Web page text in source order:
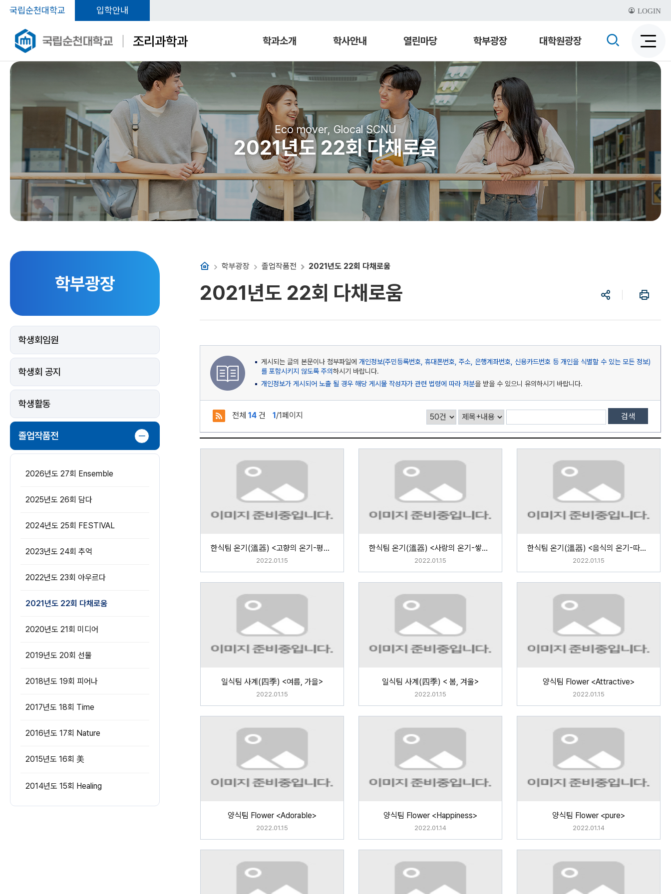
국립순천대학교 입학안내 LOGIN
조리과학과 학과소개 학사안내 열린마당 학부광장 대학원광장
색
성
화
색
Eco mover, Glocal SCNU
2021년도 22회 다채로움
홈 학부광장 졸업작품전 2021년도 22회 다채로움
학부광장
학생회임원
학생회 공지
학생활동
졸업작품전
2026년도 27회 Ensemble
2025년도 26회 담다
2024년도 25회 FESTIVAL
2023년도 24회 추억
2022년도 23회 아우르다
2021년도 22회 다채로움
2020년도 21회 미디어
2019년도 20회 선물
2018년도 19회 피어나
2017년도 18회 Time
2016년도 17회 Nature
2015년도 16회 美
2014년도 15회 Healing
공
프
린
2021년도 22회 다채로움
게시되는 글의 본문이나 첨부파일에 개인정보(주민등록번호, 휴대폰번호, 주소, 은행계좌번호, 신용카드번호 등 개인을 식별할 수 있는 모든 정보)
를 포함시키지 않도록 주의하시기 바랍니다.
개인정보가 게시되어 노출 될 경우 해당 게시물 작성자가 관련 법령에 따라 처분을 받을 수 있으니 유의하시기 바랍니다.
전체 14 건 1/1페이지 검색
한식팀 온기(溫器) <고향의 온기-평온할 穩>
2022.01.15
한식팀 온기(溫器) <사랑의 온기-쌓을 蘊>
2022.01.15
한식팀 온기(溫器) <음식의 온기-따뜻할 溫>
2022.01.15
일식팀 사계(四季) <여름, 가을>
2022.01.15
일식팀 사계(四季) < 봄, 겨울>
2022.01.15
양식팀 Flower <Attractive>
2022.01.15
양식팀 Flower <Adorable>
2022.01.15
양식팀 Flower <Happiness>
2022.01.14
양식팀 Flower <pure>
2022.01.14